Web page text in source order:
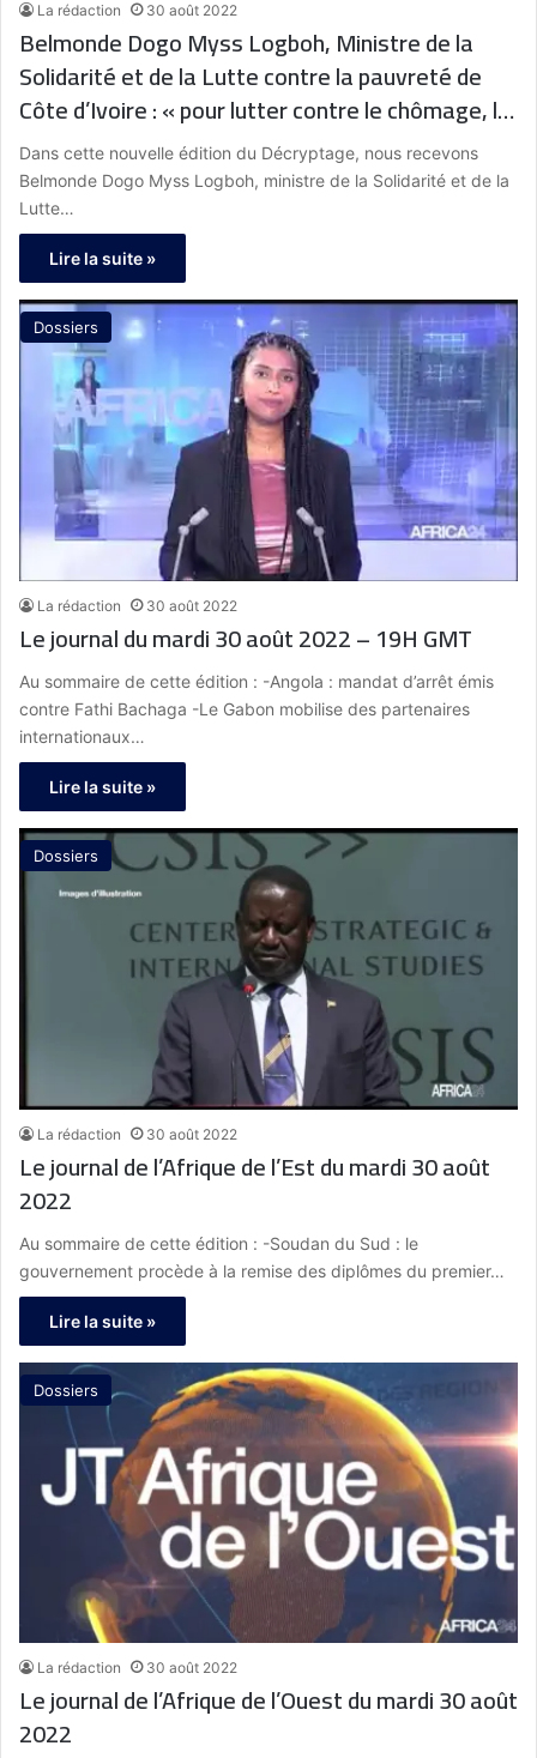
La rédaction 30 août 2022
Belmonde Dogo Myss Logboh, Ministre de la
Solidarité et de la Lutte contre la pauvreté de
Côte d’Ivoire : « pour lutter contre le chômage, le
gouvernement ivoirien a lancé un programme
social du gouvernement qui a contribué à la
baisse du taux de pauvreté »
Dans cette nouvelle édition du Décryptage, nous recevons
Belmonde Dogo Myss Logboh, ministre de la Solidarité et de la
Lutte…
Lire la suite »
Dossiers
La rédaction 30 août 2022
Le journal du mardi 30 août 2022 – 19H GMT
Au sommaire de cette édition : -Angola : mandat d’arrêt émis
contre Fathi Bachaga -Le Gabon mobilise des partenaires
internationaux…
Lire la suite »
Dossiers
La rédaction 30 août 2022
Le journal de l’Afrique de l’Est du mardi 30 août
2022
Au sommaire de cette édition : -Soudan du Sud : le
gouvernement procède à la remise des diplômes du premier…
Lire la suite »
Dossiers
La rédaction 30 août 2022
Le journal de l’Afrique de l’Ouest du mardi 30 août
2022